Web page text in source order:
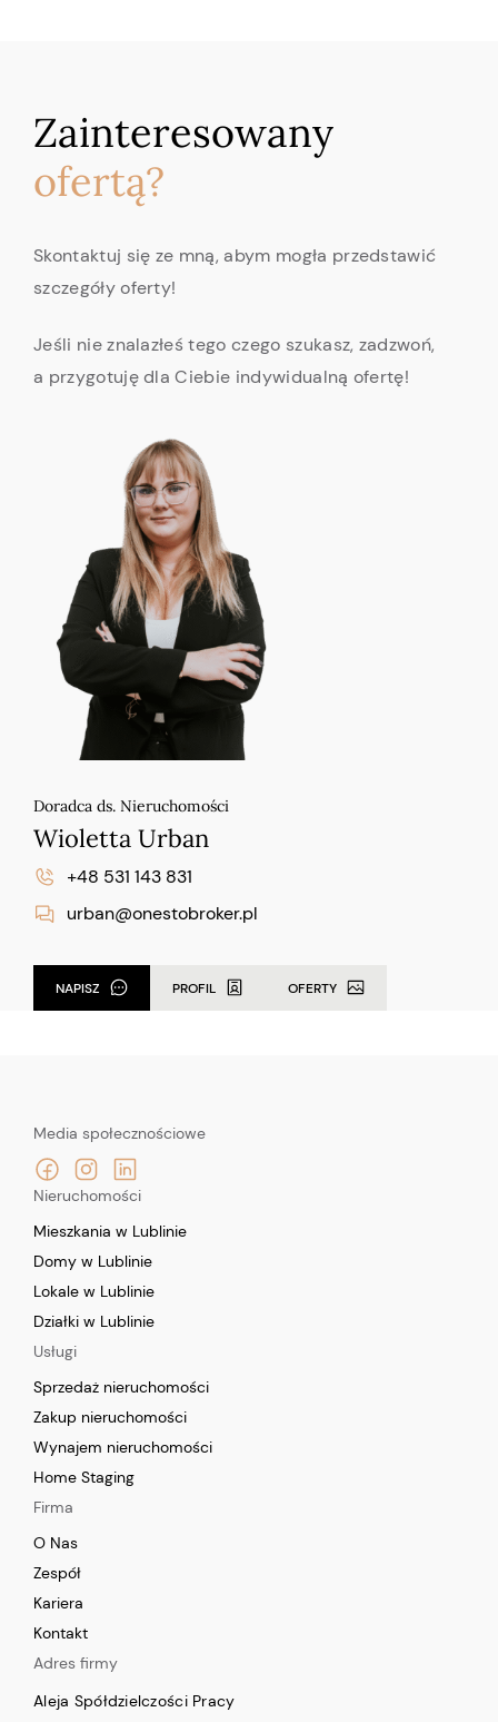
Zainteresowany
ofertą?
Skontaktuj się ze mną, abym mogła przedstawić
szczegóły oferty!
Jeśli nie znalazłeś tego czego szukasz, zadzwoń,
a przygotuję dla Ciebie indywidualną ofertę!
Doradca ds. Nieruchomości
Wioletta Urban
+48 531 143 831
urban@onestobroker.pl
NAPISZ PROFIL OFERTY
Media społecznościowe
Adres firmy
Aleja Spółdzielczości Pracy
Nieruchomości
Mieszkania w Lublinie
Domy w Lublinie
Lokale w Lublinie
Działki w Lublinie
Usługi
Sprzedaż nieruchomości
Zakup nieruchomości
Wynajem nieruchomości
Home Staging
Firma
O Nas
Zespół
Kariera
Kontakt